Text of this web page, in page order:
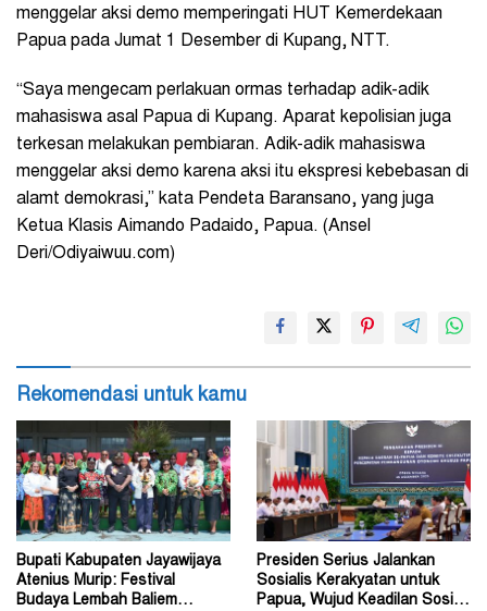
menggelar aksi demo memperingati HUT Kemerdekaan
Papua pada Jumat 1 Desember di Kupang, NTT.
“Saya mengecam perlakuan ormas terhadap adik-adik
mahasiswa asal Papua di Kupang. Aparat kepolisian juga
terkesan melakukan pembiaran. Adik-adik mahasiswa
menggelar aksi demo karena aksi itu ekspresi kebebasan di
alamt demokrasi,” kata Pendeta Baransano, yang juga
Ketua Klasis Aimando Padaido, Papua. (Ansel
Deri/Odiyaiwuu.com)
Rekomendasi untuk kamu
Bupati Kabupaten Jayawijaya
Atenius Murip: Festival
Budaya Lembah Baliem
Presiden Serius Jalankan
Sosialis Kerakyatan untuk
Papua, Wujud Keadilan Sosial